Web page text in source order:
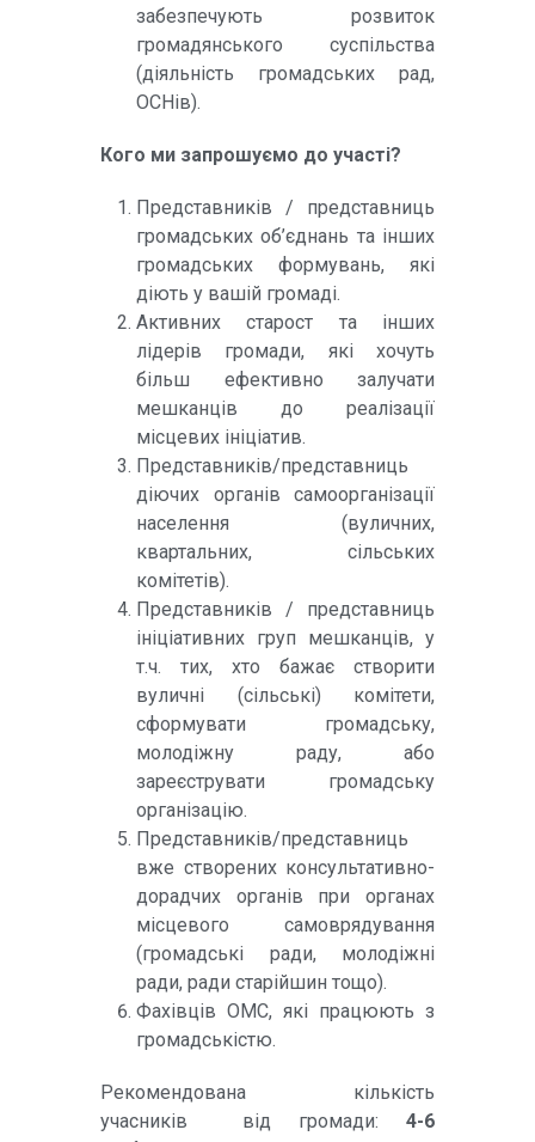
забезпечують розвиток
громадянського суспільства
(діяльність громадських рад,
ОСНів).
Кого ми запрошуємо до участі?
Представників / представниць
громадських об’єднань та інших
громадських формувань, які
діють у вашій громаді.
Активних старост та інших
лідерів громади, які хочуть
більш ефективно залучати
мешканців до реалізації
місцевих ініціатив.
Представників/представниць
діючих органів самоорганізації
населення (вуличних,
квартальних, сільських
комітетів).
Представників / представниць
ініціативних груп мешканців, у
т.ч. тих, хто бажає створити
вуличні (сільські) комітети,
сформувати громадську,
молодіжну раду, або
зареєструвати громадську
організацію.
Представників/представниць
вже створених консультативно-
дорадчих органів при органах
місцевого самоврядування
(громадські ради, молодіжні
ради, ради старійшин тощо).
Фахівців ОМС, які працюють з
громадськістю.
Рекомендована кількість
учасників від громади: 4-6